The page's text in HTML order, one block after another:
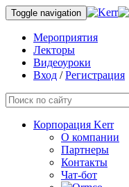
Toggle navigation
Мероприятия
Лекторы
Видеоуроки
Вход /Регистрация
Корпорация Kerr
О компании
Партнеры
Контакты
Чат-бот